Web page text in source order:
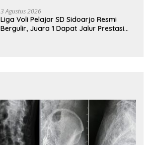
3 Agustus 2026
Liga Voli Pelajar SD Sidoarjo Resmi
Bergulir, Juara 1 Dapat Jalur Prestasi